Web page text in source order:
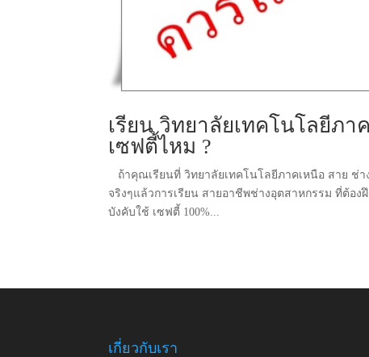
เรียน วิทยาลัยเทคโนโลยีภา
เซฟตี้ไหม ?
ถ้าคุณเรียนที่ วิทยาลัยเทคโนโลยีภาคเหนือ สาย ช่า
จริงๆแล้วการเรียน สายอาชีพช่างอุตสาหกรรม ที่ต้อ
บังคับใช้ เซฟตี้ 100%...
เกี่ยวกับเรา